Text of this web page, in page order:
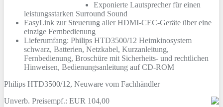
Exponierte Lautsprecher für einen
leistungsstarken Surround Sound
EasyLink zur Steuerung aller HDMI-CEC-Geräte über eine
einzige Fernbedienung
Lieferumfang: Philips HTD3500/12 Heimkinosystem
schwarz, Batterien, Netzkabel, Kurzanleitung,
Fernbedienung, Broschüre mit Sicherheits- und rechtlichen
Hinweisen, Bedienungsanleitung auf CD-ROM
Philips HTD3500/12, Neuware vom Fachhändler
Unverb. Preisempf.: EUR 104,00